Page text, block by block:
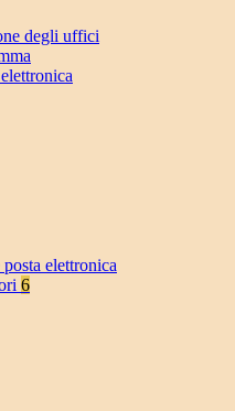
degli uffici
elettronica
6